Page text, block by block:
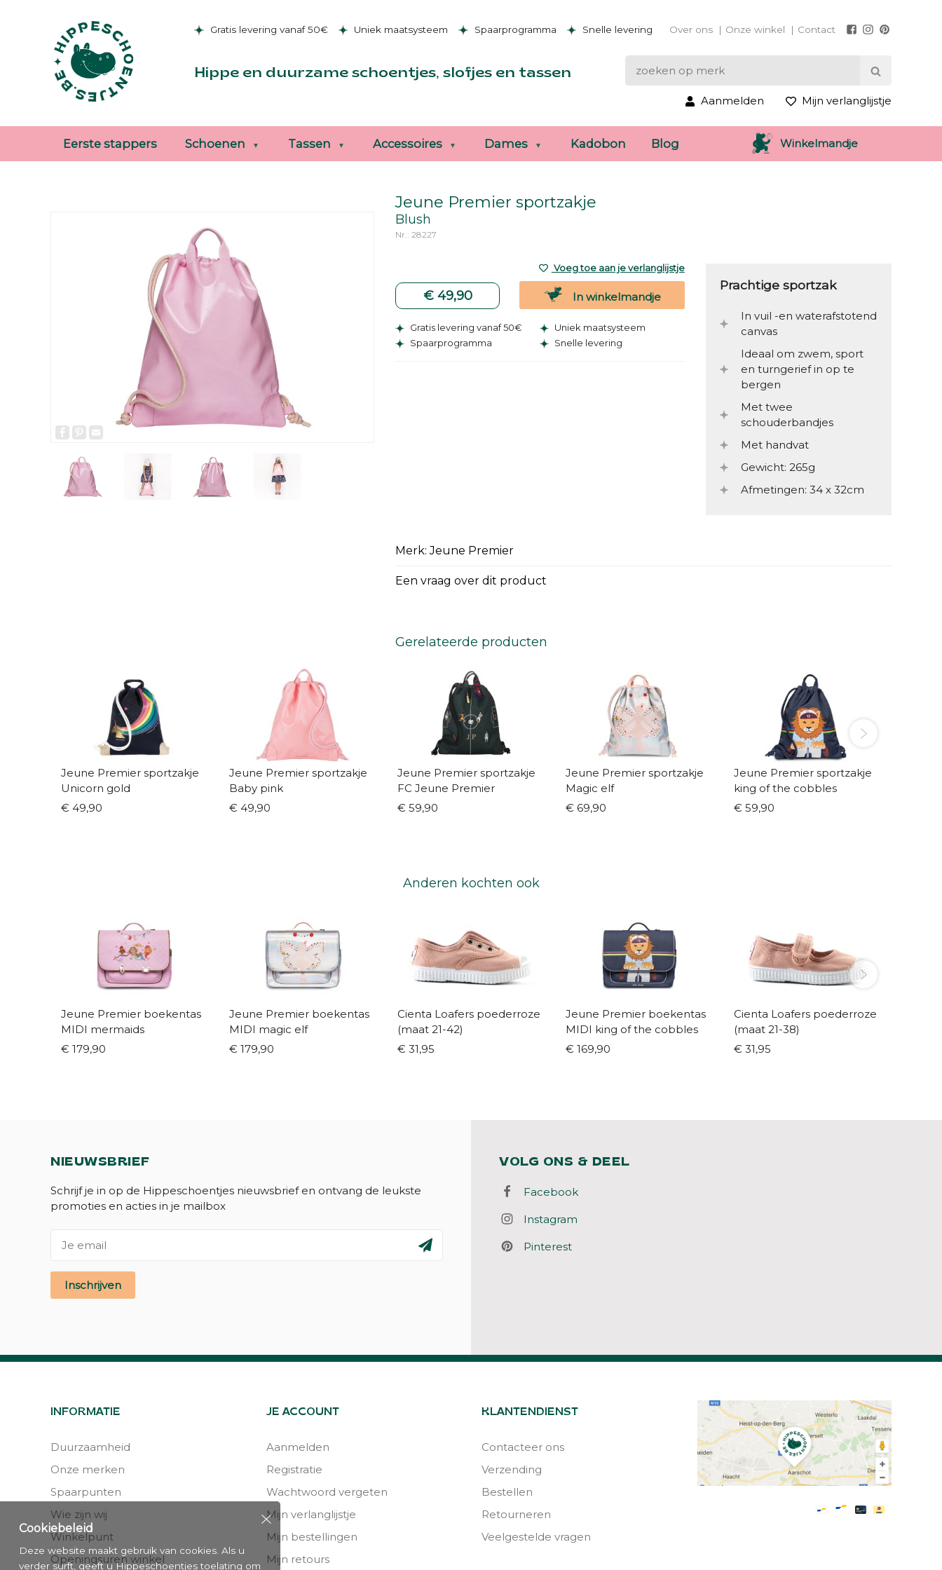
Gratis levering vanaf 50€ Uniek maatsysteem Spaarprogramma Snelle levering Over ons Onze winkel Contact
Hippe en duurzame schoentjes, slofjes en tassen
Aanmelden Mijn verlanglijstje
Eerste stappers Schoenen Tassen Accessoires Dames Kadobon Blog Winkelmandje
Jeune Premier sportzakje
Facebook
Pinterest
Blush
Nr.: 28227
€ 49,90
Voeg toe aan je verlanglijstje
In winkelmandje
Gratis levering vanaf 50€
Uniek maatsysteem
Spaarprogramma
Snelle levering
Prachtige sportzak
In vuil -en waterafstotend
canvas
Ideaal om zwem, sport
en turngerief in op te
bergen
Met twee
schouderbandjes
Met handvat
Gewicht: 265g
Afmetingen: 34 x 32cm
Merk: Jeune Premier
Een vraag over dit product
Gerelateerde producten
Jeune Premier sportzakje
Unicorn gold
€ 49,90
Jeune Premier sportzakje
Baby pink
€ 49,90
Jeune Premier sportzakje
FC Jeune Premier
€ 59,90
Jeune Premier sportzakje
Magic elf
€ 69,90
Jeune Premier sportzakje
king of the cobbles
€ 59,90
Anderen kochten ook
Jeune Premier boekentas
MIDI mermaids
€ 179,90
Jeune Premier boekentas
MIDI magic elf
€ 179,90
Cienta Loafers poederroze
(maat 21-42)
€ 31,95
Jeune Premier boekentas
MIDI king of the cobbles
€ 169,90
Cienta Loafers poederroze
(maat 21-38)
€ 31,95
NIEUWSBRIEF
Schrijf je in op de Hippeschoentjes nieuwsbrief en ontvang de leukste
promoties en acties in je mailbox
Inschrijven
VOLG ONS & DEEL
Facebook
Instagram
Pinterest
INFORMATIE
Duurzaamheid
Onze merken
Spaarpunten
Wie zijn wij
Winkelpunt
Openingsuren winkel
JE ACCOUNT
Aanmelden
Registratie
Wachtwoord vergeten
Mijn verlanglijstje
Mijn bestellingen
Mijn retours
KLANTENDIENST
Contacteer ons
Verzending
Bestellen
Retourneren
Veelgestelde vragen
Cookiebeleid
Deze website maakt gebruik van cookies. Als u
verder surft, geeft u Hippeschoentjes toelating om